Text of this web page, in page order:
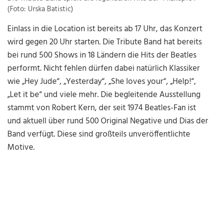
(Foto: Urska Batistic)
Einlass in die Location ist bereits ab 17 Uhr, das Konzert
wird gegen 20 Uhr starten. Die Tribute Band hat bereits
bei rund 500 Shows in 18 Ländern die Hits der Beatles
performt. Nicht fehlen dürfen dabei natürlich Klassiker
wie „Hey Jude“, „Yesterday“, „She loves your“, „Help!“,
„Let it be“ und viele mehr. Die begleitende Ausstellung
stammt von Robert Kern, der seit 1974 Beatles-Fan ist
und aktuell über rund 500 Original Negative und Dias der
Band verfügt. Diese sind großteils unveröffentlichte
Motive.